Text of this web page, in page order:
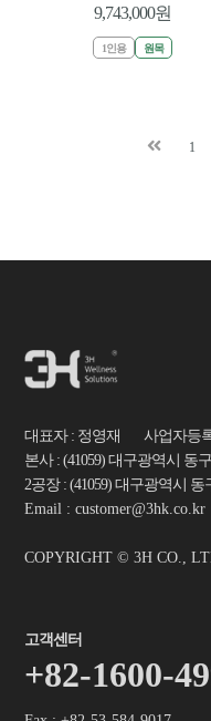
9,743,000원
1인용 원목
1
대표자 : 정영재 사업자등
본사 : (41059) 대구광역시 동
2공장 : (41059) 대구광역시 동
Email : customer@3hk.co.kr
COPYRIGHT © 3H CO.,
고객센터
+82-1600-